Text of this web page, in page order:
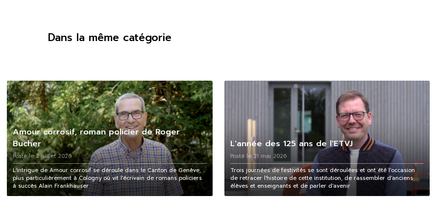
Dans la même catégorie
Amour corrosif, roman policier de Roger
Bucher
Posté le 2 juillet 2026
L'intrigue de Amour corrosif se déroule dans le Canton de Genève,
plus particulièrement à Cologny où vit l'écrivain de romans policiers
à succès Alain Frankhauser
L'année des 125 ans de l'ETVJ
Posté le 21 mai 2026
Trois journées de festivités se sont déroulées et ont été l'occasion
de retracer l'histoire de cette institution, de rassembler d'anciens
élèves et enseignants et de parler d'avenir